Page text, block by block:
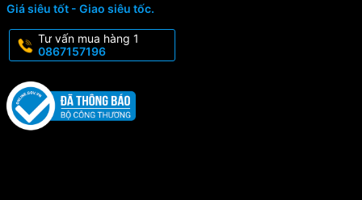
Giá siêu tốt - Giao siêu tốc.
Tư vấn mua hàng 1
0867157196